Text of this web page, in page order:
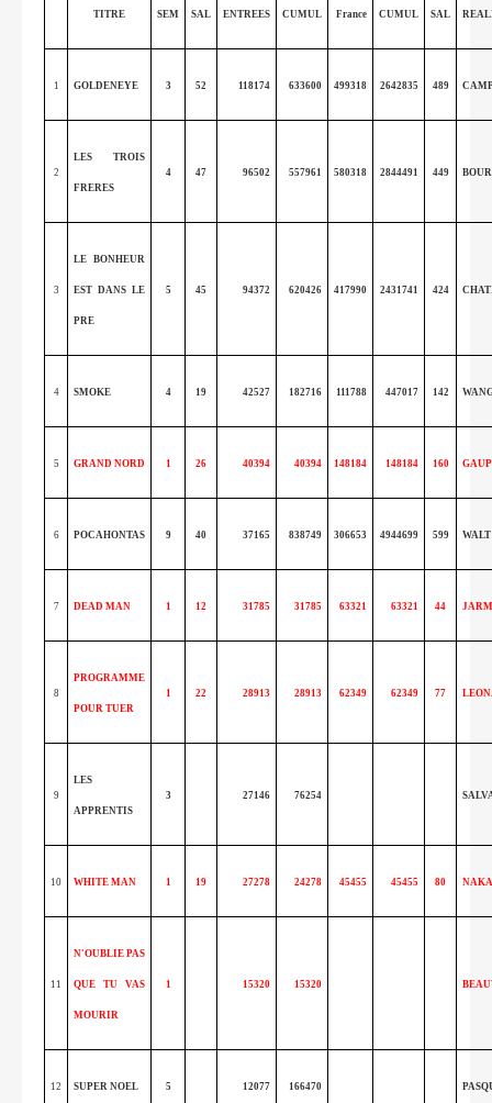
TITRE SEM SAL ENTREES CUMUL France CUMUL SAL
1 GOLDENEYE 3 52 118174 633600 499318 2642835 489
2
LES TROIS
FRERES
4 47 96502 557961 580318 2844491 449
3
LE BONHEUR
EST DANS LE
PRE
5 45 94372 620426 417990 2431741 424
4 SMOKE 4 19 42527 182716 111788 447017 142
5 GRAND NORD 1 26 40394 40394 148184 148184 160 GAUP
6 POCAHONTAS 9 40 37165 838749 306653 4944699 599
7 DEAD MAN 1 12 31785 31785 63321 63321 44
8
PROGRAMME
POUR TUER
1 22 28913 28913 62349 62349 77
9
LES
APPRENTIS
3 27146 76254
10 WHITE MAN 1 19 27278 24278 45455 45455 80
11
N'OUBLIE PAS
QUE TU VAS
MOURIR
1 15320 15320
12 SUPER NOEL 5 12077 166470